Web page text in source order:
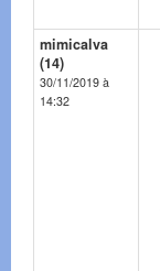
mimicalva
(14)
30/11/2019 à
14:32